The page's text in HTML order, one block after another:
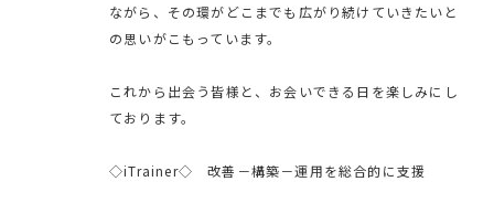
ながら、その環がどこまでも広がり続けていきたいと
の思いがこもっています。
これから出会う皆様と、お会いできる日を楽しみにし
ております。
◇iTrainer◇ 改善－構築－運用を総合的に支援